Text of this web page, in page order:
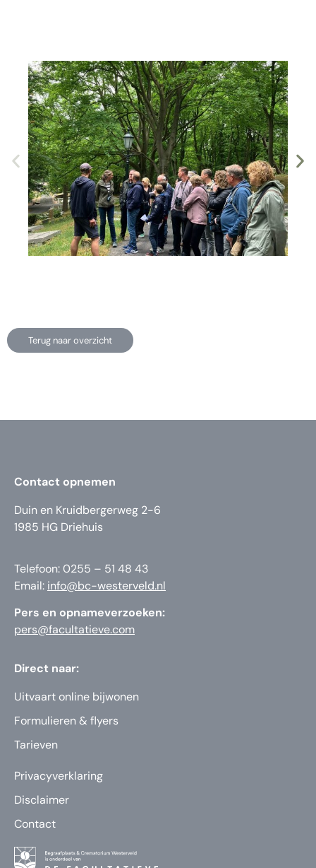
Terug naar overzicht
Contact opnemen
Duin en Kruidbergerweg 2-6
1985 HG Driehuis
Telefoon: 0255 – 51 48 43
Email: info@bc-westerveld.nl
Pers en opnameverzoeken:
pers@facultatieve.com
Direct naar:
Uitvaart online bijwonen
Formulieren & flyers
Tarieven
Privacyverklaring
Disclaimer
Contact